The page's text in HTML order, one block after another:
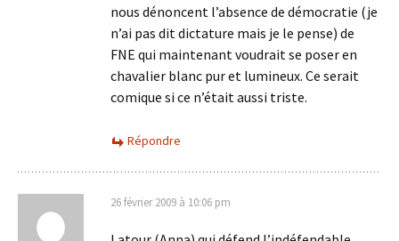
nous dénoncent l’absence de démocratie (je
n’ai pas dit dictature mais je le pense) de
FNE qui maintenant voudrait se poser en
chavalier blanc pur et lumineux. Ce serait
comique si ce n’était aussi triste.
Répondre
26 février 2009 à 10:06 pm